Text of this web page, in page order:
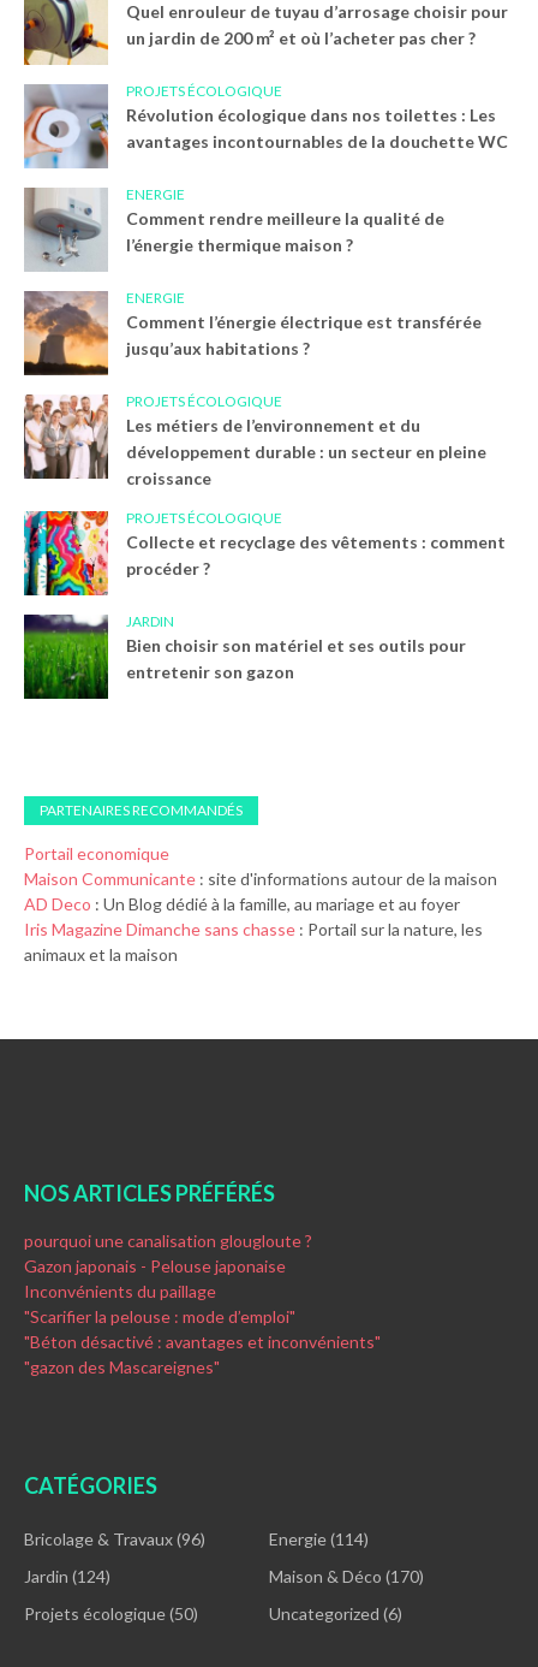
Quel enrouleur de tuyau d’arrosage choisir pour
un jardin de 200 m² et où l’acheter pas cher ?
PROJETS ÉCOLOGIQUE
Révolution écologique dans nos toilettes : Les
avantages incontournables de la douchette WC
ENERGIE
Comment rendre meilleure la qualité de
l’énergie thermique maison ?
ENERGIE
Comment l’énergie électrique est transférée
jusqu’aux habitations ?
PROJETS ÉCOLOGIQUE
Les métiers de l’environnement et du
développement durable : un secteur en pleine
croissance
PROJETS ÉCOLOGIQUE
Collecte et recyclage des vêtements : comment
procéder ?
JARDIN
Bien choisir son matériel et ses outils pour
entretenir son gazon
PARTENAIRES RECOMMANDÉS
Portail economique
Maison Communicante : site d'informations autour de la maison
AD Deco : Un Blog dédié à la famille, au mariage et au foyer
Iris MagazineDimanche sans chasse : Portail sur la nature, les
animaux et la maison
NOS ARTICLES PRÉFÉRÉS
pourquoi une canalisation glougloute ?
Gazon japonais - Pelouse japonaise
Inconvénients du paillage
"Scarifier la pelouse : mode d’emploi"
"Béton désactivé : avantages et inconvénients"
"gazon des Mascareignes"
CATÉGORIES
Bricolage & Travaux(96) Energie(114)
Jardin (124) Maison & Déco (170)
Projets écologique(50) Uncategorized (6)